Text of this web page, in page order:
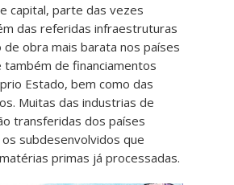
capital, parte das vezes
das referidas infraestruturas
de obra mais barata nos países
de financiamentos
Estado, bem como das
Muitas das industrias de
transferidas dos países
subdesenvolvidos que
primas já processadas.